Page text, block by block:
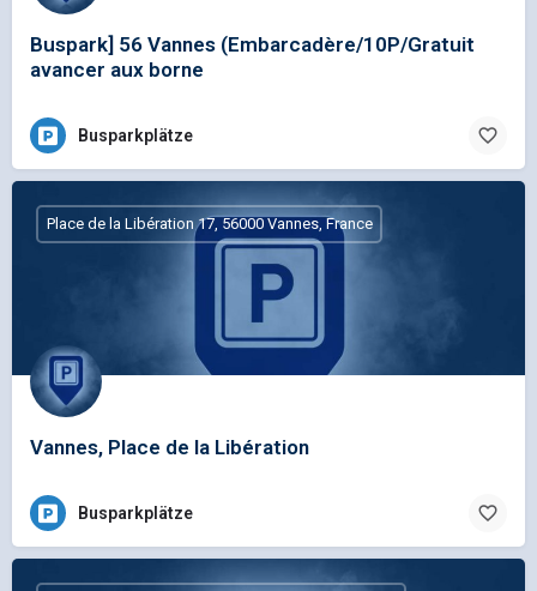
Buspark] 56 Vannes (Embarcadère/10P/Gratuit
avancer aux borne
Busparkplätze
Vannes, Place de la Libération
Place de la Libération 17, 56000 Vannes, France
Busparkplätze